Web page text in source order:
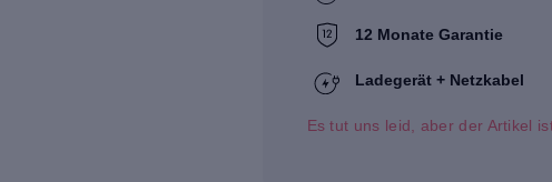
12 Monate Garantie
Ladegerät + Netzkabel
Es tut uns leid, aber der Artikel